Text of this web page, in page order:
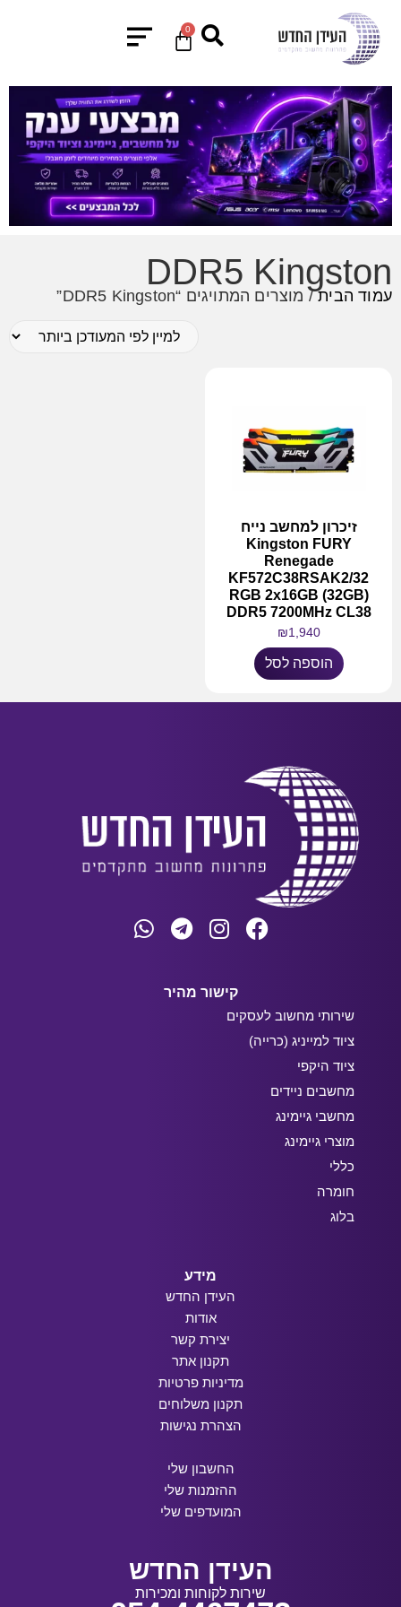
0
DDR5 Kingston
עמוד הבית/ מוצרים המתויגים “DDR5 Kingston”
זיכרון למחשב נייח
Kingston FURY
Renegade
KF572C38RSAK2/32
RGB 2x16GB (32GB)
DDR5 7200MHz CL38
₪1,940
הוספה לסל
קישור מהיר
שירותי מחשוב לעסקים
ציוד למייניג (כרייה)
ציוד היקפי
מחשבים ניידים
מחשבי גיימינג
מוצרי גיימינג
כללי
חומרה
בלוג
מידע
העידן החדש
אודות
יצירת קשר
תקנון אתר
מדיניות פרטיות
תקנון משלוחים
הצהרת נגישות
החשבון שלי
ההזמנות שלי
המועדפים שלי
העידן החדש
שירות לקוחות ומכירות